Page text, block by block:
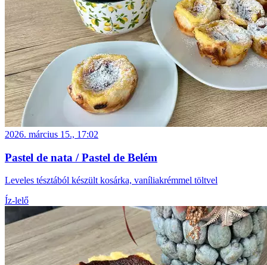
2026. március 15., 17:02
Pastel de nata / Pastel de Belém
Leveles tésztából készült kosárka, vaníliakrémmel töltvel
Íz-lelő